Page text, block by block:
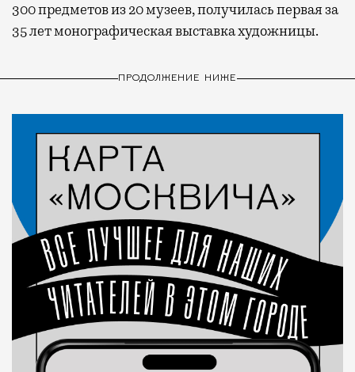
300 предметов из 20 музеев, получилась первая за
35 лет монографическая выставка художницы.
ПРОДОЛЖЕНИЕ НИЖЕ